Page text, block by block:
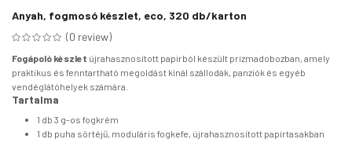
Anyah, fogmosó készlet, eco, 320 db/karton
(0 review)
Fogápoló készlet újrahasznosított papírból készült prizmadobozban, amely
praktikus és fenntartható megoldást kínál szállodák, panziók és egyéb
vendéglátóhelyek számára.
Tartalma
1 db 3 g-os fogkrém
1 db puha sörtéjű, moduláris fogkefe, újrahasznosított papírtasakban